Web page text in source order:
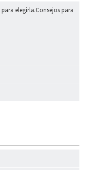
elegirla.Consejos para